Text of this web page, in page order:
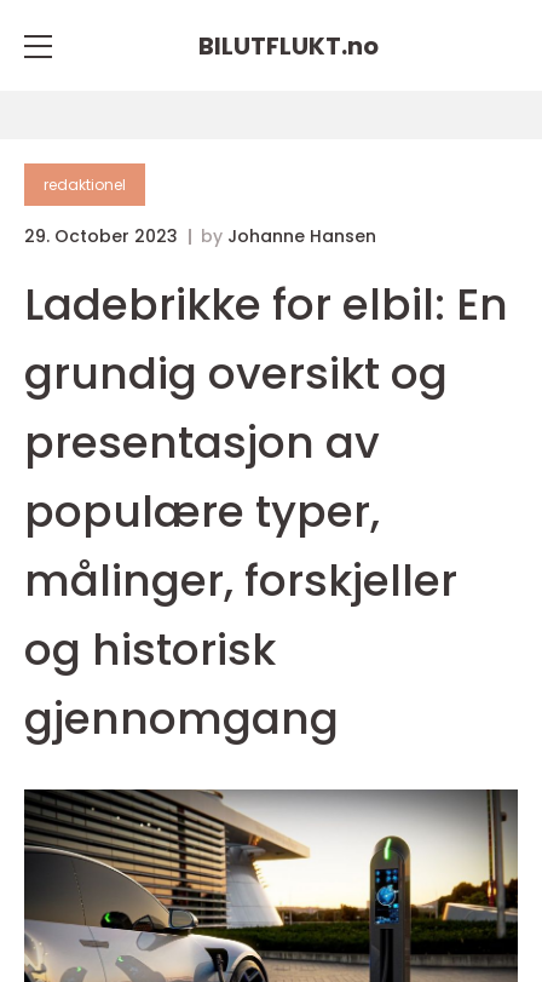
BILUTFLUKT.no
redaktionel
29. October 2023 by Johanne Hansen
Ladebrikke for elbil: En
grundig oversikt og
presentasjon av
populære typer,
målinger, forskjeller
og historisk
gjennomgang